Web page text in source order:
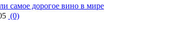
самое дорогое вино в мире
(0)